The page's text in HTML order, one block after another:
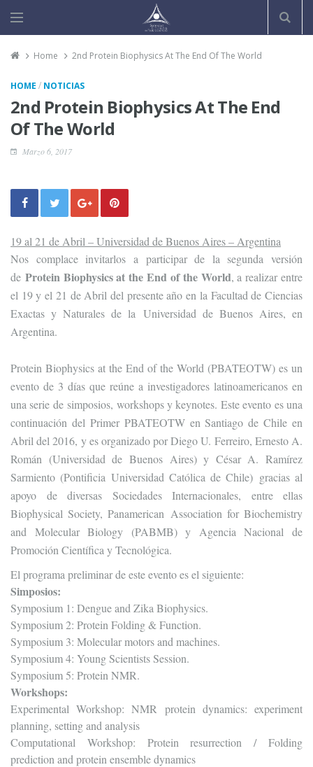
Home 2nd Protein Biophysics At The End Of The World
HOME / NOTICIAS
2nd Protein Biophysics At The End
Of The World
Marzo 6, 2017
19 al 21 de Abril – Universidad de Buenos Aires – Argentina
Nos complace invitarlos a participar de la segunda versión
de Protein Biophysics at the End of the World, a realizar entre
el 19 y el 21 de Abril del presente año en la Facultad de Ciencias
Exactas y Naturales de la Universidad de Buenos Aires, en
Argentina.
Protein Biophysics at the End of the World (PBATEOTW) es un
evento de 3 días que reúne a investigadores latinoamericanos en
una serie de simposios, workshops y keynotes. Este evento es una
continuación del Primer PBATEOTW en Santiago de Chile en
Abril del 2016, y es organizado por Diego U. Ferreiro, Ernesto A.
Román (Universidad de Buenos Aires) y César A. Ramírez
Sarmiento (Pontificia Universidad Católica de Chile) gracias al
apoyo de diversas Sociedades Internacionales, entre ellas
Biophysical Society, Panamerican Association for Biochemistry
and Molecular Biology (PABMB) y Agencia Nacional de
Promoción Científica y Tecnológica.
El programa preliminar de este evento es el siguiente:
Simposios:
Symposium 1: Dengue and Zika Biophysics.
Symposium 2: Protein Folding & Function.
Symposium 3: Molecular motors and machines.
Symposium 4: Young Scientists Session.
Symposium 5: Protein NMR.
Workshops:
Experimental Workshop: NMR protein dynamics: experiment
planning, setting and analysis
Computational Workshop: Protein resurrection / Folding
prediction and protein ensemble dynamics